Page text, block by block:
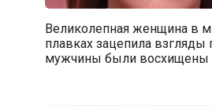
Великолепная женщина в
плавках зацепила взгляды
мужчины были восхищены